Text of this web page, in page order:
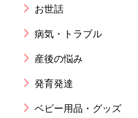
お世話
病気・トラブル
産後の悩み
発育発達
ベビー用品・グッズ